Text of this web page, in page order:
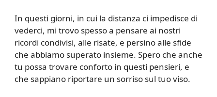
In questi giorni, in cui la distanza ci impedisce di
vederci, mi trovo spesso a pensare ai nostri
ricordi condivisi, alle risate, e persino alle sfide
che abbiamo superato insieme. Spero che anche
tu possa trovare conforto in questi pensieri, e
che sappiano riportare un sorriso sul tuo viso.